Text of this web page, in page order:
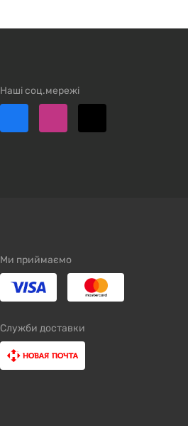
Наші соц.мережі
Ми приймаємо
Служби доставки